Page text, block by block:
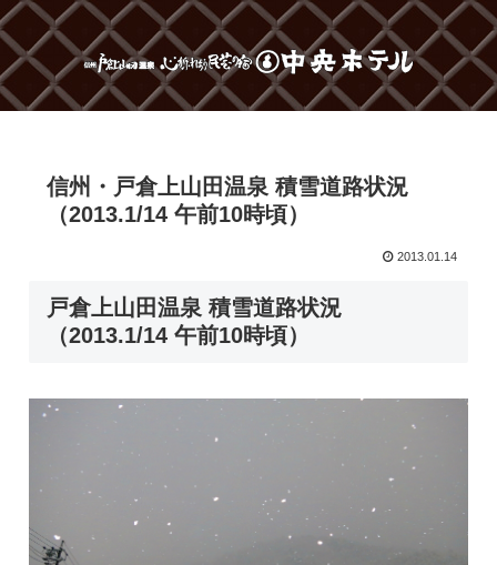
信州・戸倉上山田温泉 積雪道路状況
（2013.1/14 午前10時頃）
2013.01.14
戸倉上山田温泉 積雪道路状況
（2013.1/14 午前10時頃）